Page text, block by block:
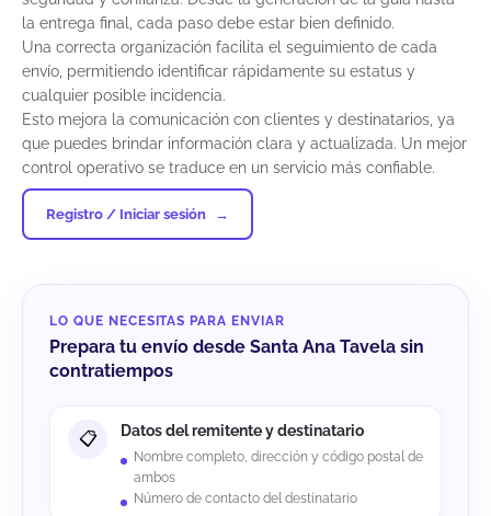
la entrega final, cada paso debe estar bien definido.
Una correcta organización facilita el seguimiento de cada
envío, permitiendo identificar rápidamente su estatus y
cualquier posible incidencia.
Esto mejora la comunicación con clientes y destinatarios, ya
que puedes brindar información clara y actualizada. Un mejor
control operativo se traduce en un servicio más confiable.
Registro / Iniciar sesión
LO QUE NECESITAS PARA ENVIAR
Prepara tu envío desde Santa Ana Tavela sin
contratiempos
Datos del remitente y destinatario
Nombre completo, dirección y código postal de
ambos
Número de contacto del destinatario